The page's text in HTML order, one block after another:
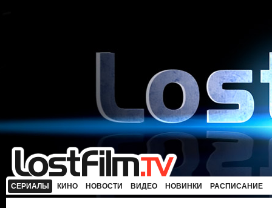
СЕРИАЛЫ КИНО НОВОСТИ ВИДЕО НОВИНКИ РАСПИСАНИЕ